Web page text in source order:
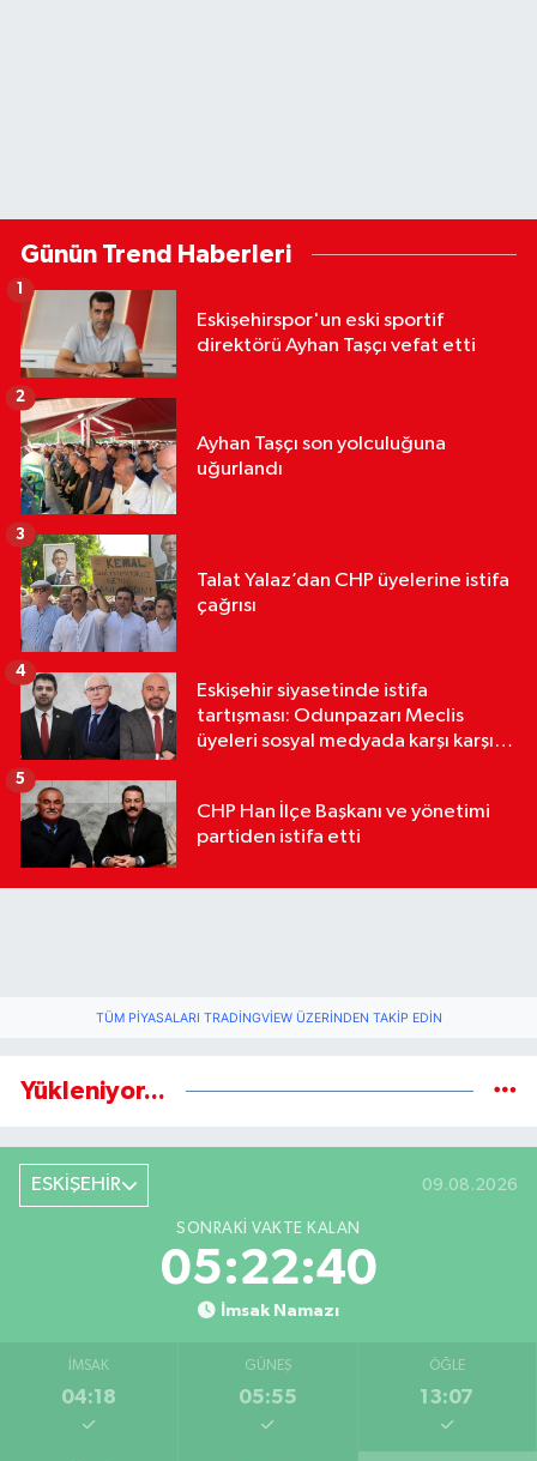
Günün Trend Haberleri
Eskişehirspor'un eski sportif
direktörü Ayhan Taşçı vefat etti
1
Ayhan Taşçı son yolculuğuna
uğurlandı
2
Talat Yalaz’dan CHP üyelerine istifa
çağrısı
3
Eskişehir siyasetinde istifa
tartışması: Odunpazarı Meclis
üyeleri sosyal medyada karşı karşıya
4
CHP Han İlçe Başkanı ve yönetimi
partiden istifa etti
5
TÜM PIYASALARI TRADINGVIEW ÜZERINDEN TAKIP EDIN
Yükleniyor...
ESKİŞEHİR 09.08.2026
SONRAKI VAKTE KALAN
05:22:39
İmsak Namazı
İMSAK
04:18
GÜNEŞ
05:55
ÖĞLE
13:07